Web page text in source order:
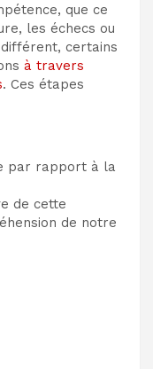
que ce
les échecs ou
certains
à travers
. Ces étapes
par rapport à la
de cette
de notre